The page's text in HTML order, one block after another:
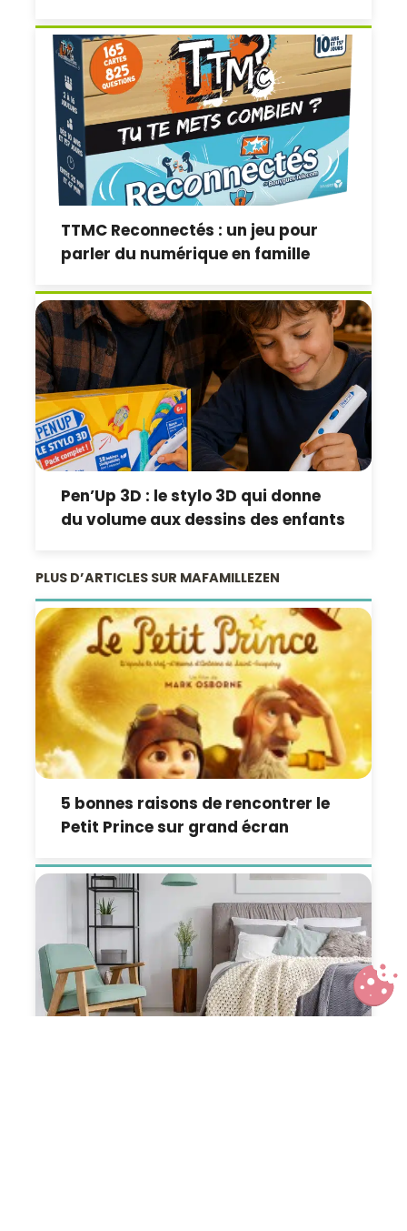
TTMC Reconnectés : un jeu pour
parler du numérique en famille
Pen’Up 3D : le stylo 3D qui donne
du volume aux dessins des enfants
PLUS D’ARTICLES SUR MAFAMILLEZEN
5 bonnes raisons de rencontrer le
Petit Prince sur grand écran